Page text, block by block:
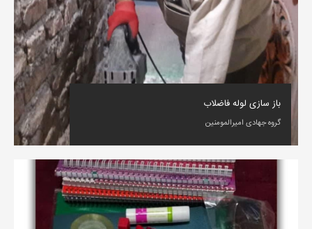
باز سازی لوله فاضلاب
گروه جهادی امیرالمومنین